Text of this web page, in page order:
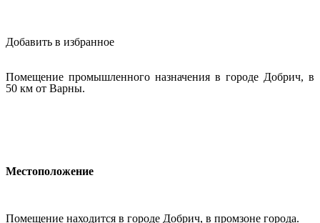
Добавить в избранное
Помещение промышленного назначения в городе Добрич, в
50 км от Варны.
Местоположение
Помещение находится в городе Добрич, в промзоне города.